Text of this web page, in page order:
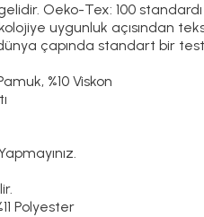
Oeko-Tex: 100
uygunluk açısından
çapında standart bir
%10 Viskon
Polyester